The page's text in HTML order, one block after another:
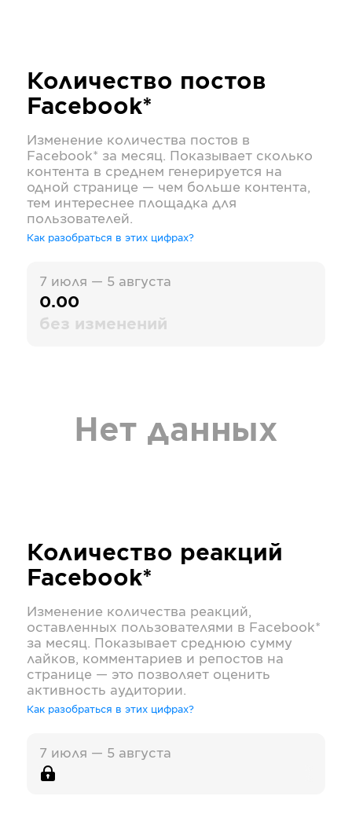
Количество постов
Facebook*
Изменение количества постов в
Facebook* за месяц. Показывает сколько
контента в среднем генерируется на
одной странице — чем больше контента,
тем интереснее площадка для
пользователей.
Как разобраться в этих цифрах?
7 июля — 5 августа
0.00
без изменений
Нет данных
Количество реакций
Facebook*
Изменение количества реакций,
оставленных пользователями в Facebook*
за месяц. Показывает среднюю сумму
лайков, комментариев и репостов на
странице — это позволяет оценить
активность аудитории.
Как разобраться в этих цифрах?
7 июля — 5 августа